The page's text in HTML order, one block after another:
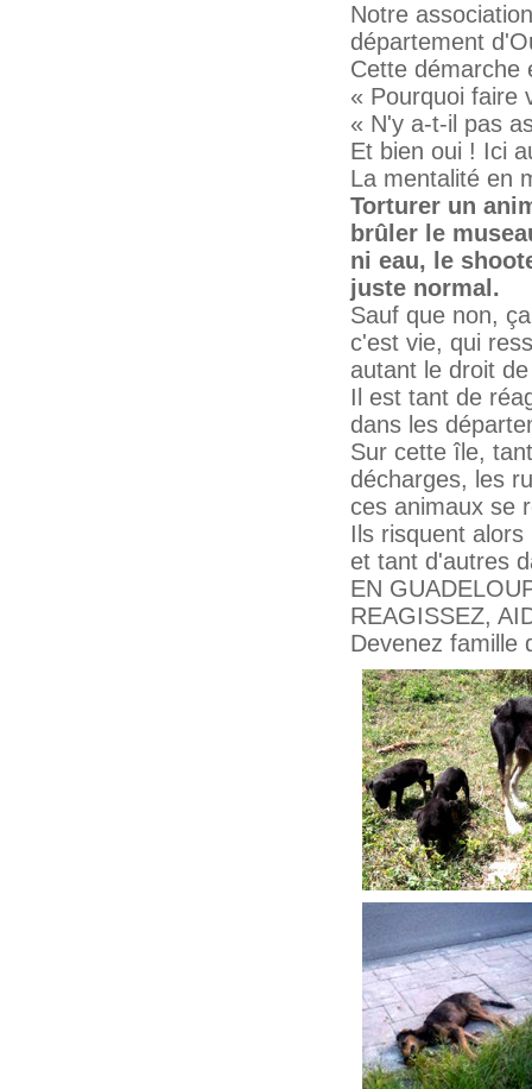
Notre
département
Cette démarche
« Pourquoi faire
« N'y a-t-il pas
Et bien oui ! Ici
La mentalité en
Torturer un
brûler le
ni eau, le
juste normal.
Sauf que non,
c'est vie, qui
autant le droit
Il est tant de
dans les
Sur cette île,
décharges, les
ces animaux se
Ils risquent
et tant d'autres
EN
REAGISSEZ,
Devenez famille